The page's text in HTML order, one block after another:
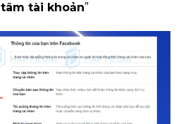
tài khoản”